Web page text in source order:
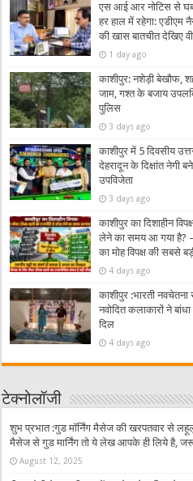
एस आई आर नोटिस से
हर हाल में रहेगा: एडीएम
की खास बातचीत देखिए
1 day ago
काशीपुर: नशेड़ी बेखौफ,
जाम, गश्त के बजाय
पुलिस
3 days ago
काशीपुर में 5 दिवसीय
देहरादून के दिक्षांत नेगी
उपविजेता
3 days ago
काशीपुर का दिशाहीन
लेने का समय आ गया है? –
का मोह विपक्ष की सबसे
4 days ago
काशीपुर :भारती
नवोदित कलाकारों ने
दिल
4 days ago
टेक्नोलॉजी
शुभ प्रभात :गुड मॉर्निंग मैसेज की खरपतवार से
मैसेज से गुड मार्निंग तो ये लेख आपके ही लिये है,
August 12, 2025